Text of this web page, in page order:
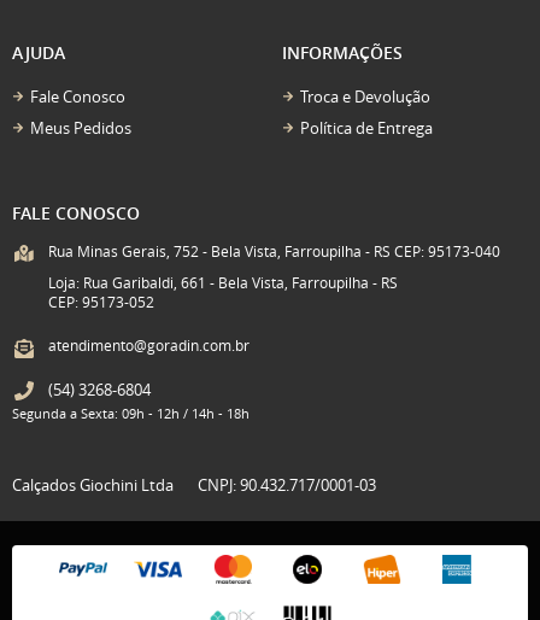
AJUDA
Fale Conosco
Meus Pedidos
INFORMAÇÕES
Troca e Devolução
Política de Entrega
FALE CONOSCO
Rua Minas Gerais, 752 - Bela Vista, Farroupilha - RS CEP: 95173-040
Loja: Rua Garibaldi, 661 - Bela Vista, Farroupilha - RS
CEP: 95173-052
atendimento@goradin.com.br
(54)3268-6804
Segunda a Sexta: 09h - 12h / 14h - 18h
Calçados Giochini Ltda CNPJ: 90.432.717/0001-03